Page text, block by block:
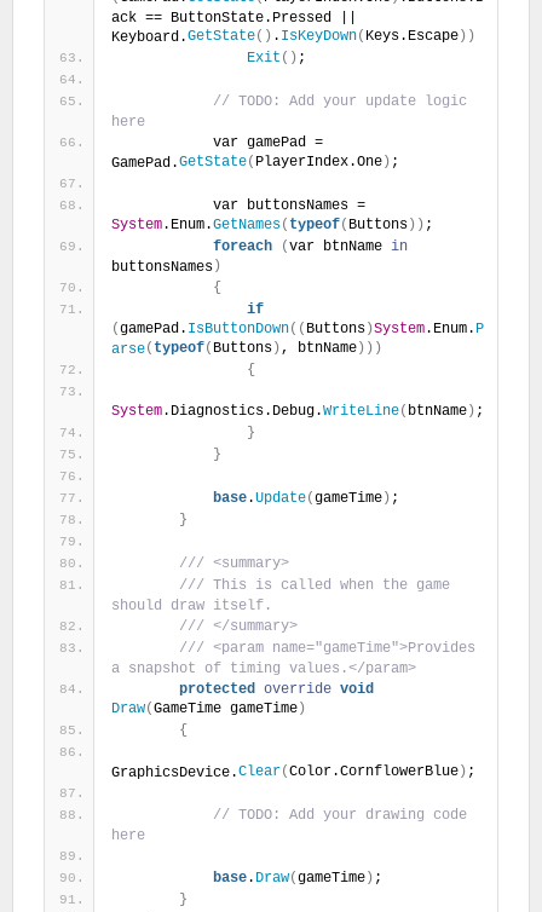
ack == ButtonState.Pressed ||
Keyboard.GetState( ) . IsKeyDown( Keys.Escape ) )
Exit ( ) ;
// TODO: Add your update logic
here
GamePad.GetState( PlayerIndex.One ) ;
System.Enum.GetNames( typeof( Buttons ) ) ;
foreach
(var btnName in
buttonsNames )
{
if
(gamePad. IsButtonDown( ( Buttons )System.Enum. P
arse( typeof( Buttons ) , btnName ) ) )
{
System.Diagnostics.Debug.WriteLine( btnName ) ;
}
}
base.Update(gameTime ) ;
}
/// <summary>
/// This is called when the game
should draw itself.
/// </summary>
/// <param name="gameTime">Provides
a snapshot of timing values.</param>
protected override void
Draw(GameTime gameTime )
{
GraphicsDevice.Clear(Color.CornflowerBlue ) ;
// TODO: Add your drawing code
here
base. Draw(gameTime ) ;
}